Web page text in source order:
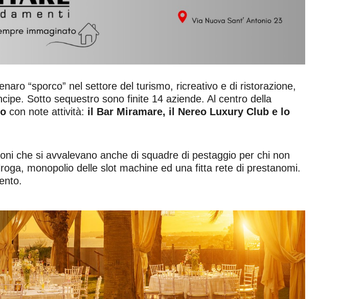
“sporco” nel settore del turismo, ricreativo e di ristorazione,
Sotto sequestro sono finite 14 aziende. Al centro della
con note attività: il Bar Miramare, il Nereo Luxury Club e lo
che si avvalevano anche di squadre di pestaggio per chi non
monopolio delle slot machine ed una fitta rete di prestanomi.